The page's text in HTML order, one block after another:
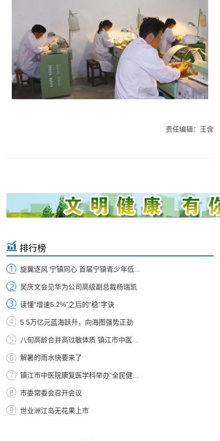
责任编辑：王含
排行榜
旋翼逐风 宁镇同心 首届宁镇青少年低...
吴庆文会见华为公司高级副总裁杨瑞凯
读懂“增速5.2%”之后的“稳”字诀
5.5万亿元蓝海跃升，向海图强势正劲
八旬高龄合并高过敏体质 镇江市中医...
解暑的雨水快要来了
镇江市中医院康复医学科举办“全民健...
市委常委会召开会议
世业洲江岛无花果上市